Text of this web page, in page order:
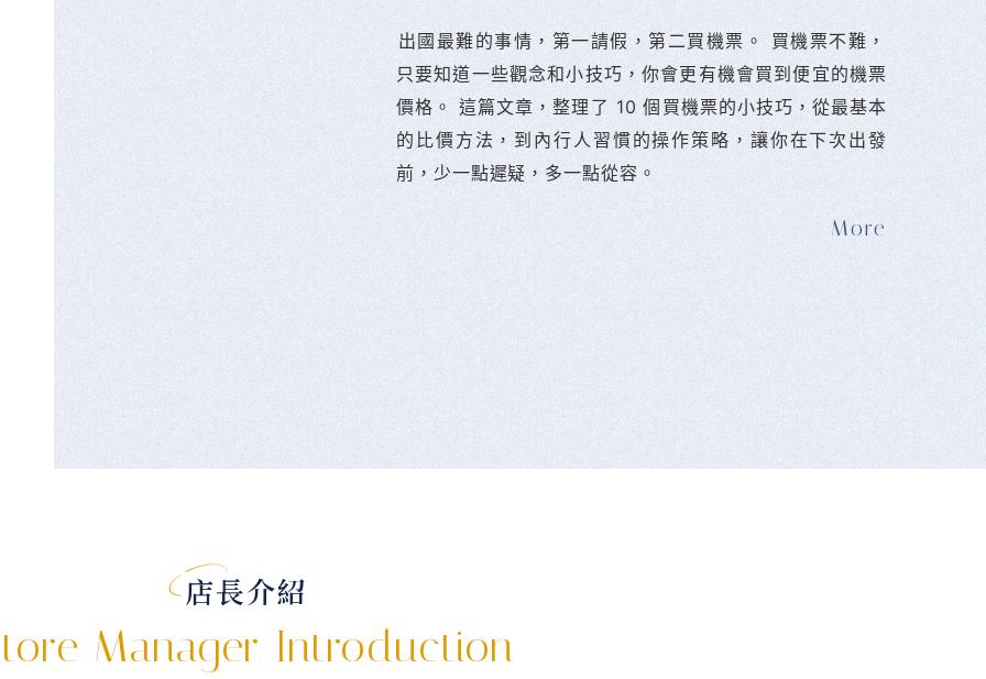
󠀠出國最難的事情，第一請假，第二買機票。 󠀠買機票不難，
只要知道一些觀念和小技巧，你會更有機會買到便宜的機票
價格。 這篇文章，整理了 10 個買機票的小技巧，從最基本
的比價方法，到內行人習慣的操作策略，讓你在下次出發
前，少一點遲疑，多一點從容。
店長介紹
Manager Introduction